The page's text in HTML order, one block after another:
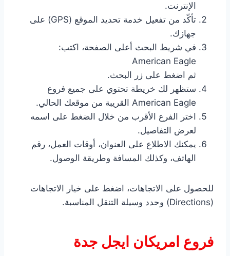
الإنترنت.
تأكّد من تفعيل خدمة تحديد الموقع (GPS) على
جهازك.
في شريط البحث أعلى الصفحة، اكتب:
American Eagle
ثم اضغط على زر البحث.
ستظهر لك خريطة تحتوي على جميع فروع
American Eagle القريبة من موقعك الحالي.
اختر الفرع الأقرب من خلال الضغط على اسمه
لعرض التفاصيل.
يمكنك الاطلاع على العنوان، أوقات العمل، رقم
الهاتف، وكذلك المسافة وطريقة الوصول.
للحصول على الاتجاهات، اضغط على خيار الاتجاهات
(Directions) وحدد وسيلة التنقل المناسبة.
فروع امريكان ايجل جدة